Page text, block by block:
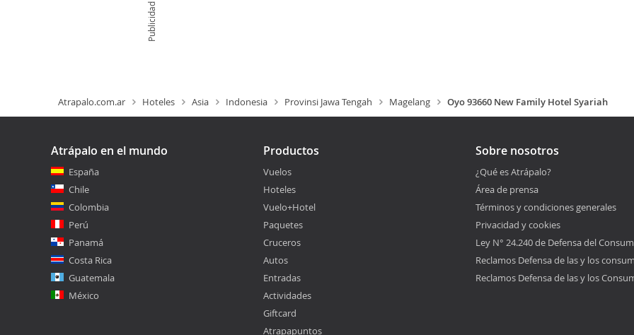
Publicidad
Atrapalo.com.ar Hoteles Asia Indonesia Provinsi Jawa Tengah Magelang Oyo 93660 New Family Hotel Syariah
Atrápalo en el mundo
España
Chile
Colombia
Perú
Panamá
Costa Rica
Guatemala
México
Productos
Vuelos
Hoteles
Vuelo+Hotel
Paquetes
Cruceros
Autos
Entradas
Actividades
Giftcard
Atrapapuntos
Sobre nosotros
¿Qué es Atrápalo?
Área de prensa
Términos y condiciones generales
Privacidad y cookies
Ley N° 24.240 de Defensa del
Reclamos Defensa de las y los
Reclamos Defensa de las y los